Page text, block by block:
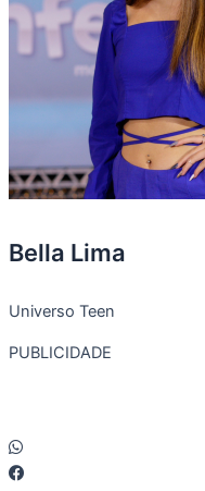
Bella Lima
Universo Teen
PUBLICIDADE